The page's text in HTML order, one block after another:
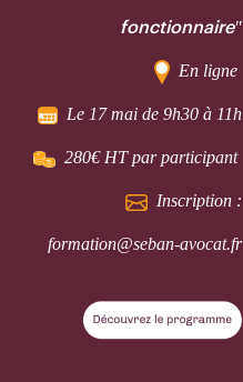
fonctionnaire"
En ligne
Le 17 mai de 9h30 à 11h
280€ HT par participant
Inscription :
formation@seban-avocat.fr